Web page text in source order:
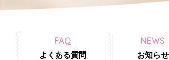
FAQ
よくある質問
NEWS
お知らせ